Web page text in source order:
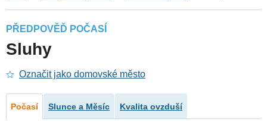
PŘEDPOVĚĎ POČASÍ
Sluhy
Označit jako domovské město
Počasí Slunce a Měsíc Kvalita ovzduší